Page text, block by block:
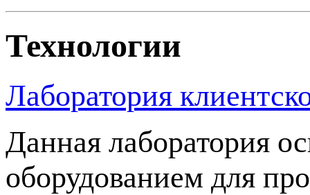
Технологии
Лаборатория
Данная лаборатория
оборудованием для